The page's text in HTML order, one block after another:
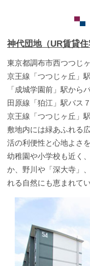
神代団地（UR賃貸住
東京都調布市西つつじ
京王線「つつじヶ丘」
「成城学園前」駅から
田原線「狛江」駅バス
京王線「つつじヶ丘」
敷地内には緑あふれる
活の利便性と心地よさを
幼稚園や小学校も近く
か、野川や「深大寺」
れる自然にも恵まれてい